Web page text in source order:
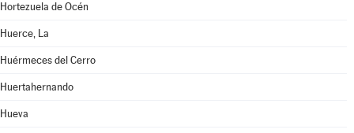
Hortezuela de Océn
Huerce, La
Huérmeces del Cerro
Huertahernando
Hueva